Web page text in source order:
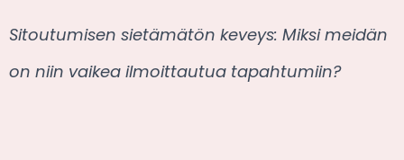
Sitoutumisen sietämätön keveys: Miksi meidän
on niin vaikea ilmoittautua tapahtumiin?